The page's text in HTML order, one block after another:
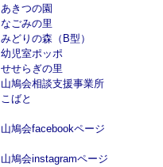
あきつの園
なごみの里
みどりの森（B型）
幼児室ポッポ
せせらぎの里
山鳩会相談支援事業所
こばと
山鳩会facebookページ
山鳩会instagramページ